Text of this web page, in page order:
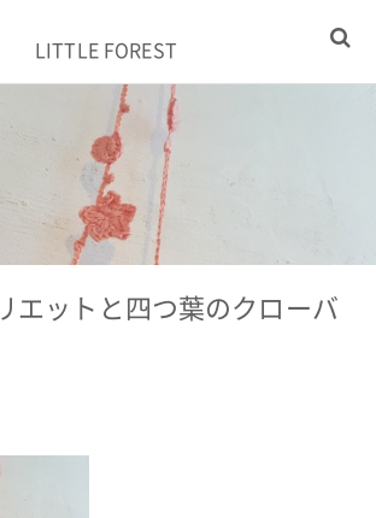
LITTLE FOREST
エットと四つ葉のクローバ